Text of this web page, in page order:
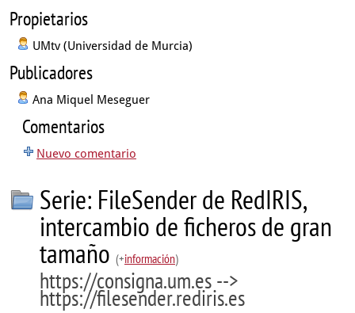
Propietarios
UMtv (Universidad de Murcia)
Publicadores
Ana Miquel Meseguer
Comentarios
Nuevo comentario
Serie: FileSender de RedIRIS,
intercambio de ficheros de gran
tamaño (+información)
https://consigna.um.es -->
https://filesender.rediris.es